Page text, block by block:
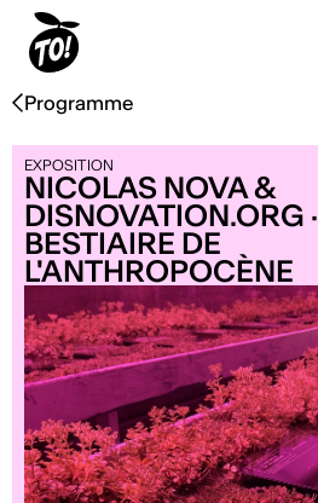
Programme
EXPOSITION
NICOLAS NOVA &
DISNOVATION.ORG ·
BESTIAIRE DE
L'ANTHROPOCÈNE